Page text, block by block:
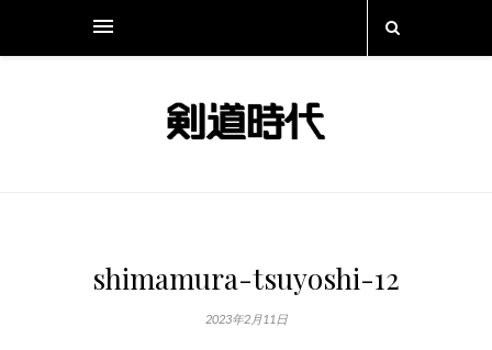
shimamura-tsuyoshi-12
2023年2月11日